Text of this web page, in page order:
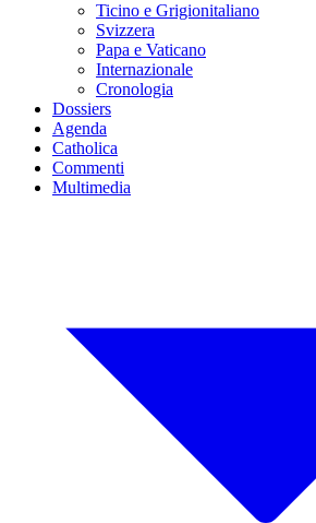
Ticino e Grigionitaliano
Svizzera
Papa e Vaticano
Internazionale
Cronologia
Dossiers
Agenda
Catholica
Commenti
Multimedia